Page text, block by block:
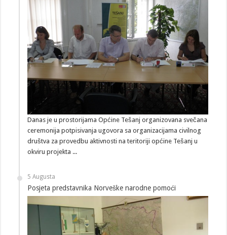
Danas je u prostorijama Općine Tešanj organizovana svečana
ceremonija potpisivanja ugovora sa organizacijama civilnog
društva za provedbu aktivnosti na teritoriji općine Tešanj u
okviru projekta ...
5 Augusta
Posjeta predstavnika Norveške narodne pomoći